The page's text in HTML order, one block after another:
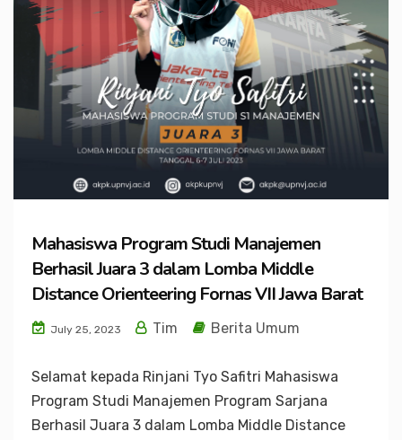
Mahasiswa Program Studi Manajemen
Berhasil Juara 3 dalam Lomba Middle
Distance Orienteering Fornas VII Jawa Barat
July 25, 2023 Tim Berita Umum
Selamat kepada Rinjani Tyo Safitri Mahasiswa
Program Studi Manajemen Program Sarjana
Berhasil Juara 3 dalam Lomba Middle Distance